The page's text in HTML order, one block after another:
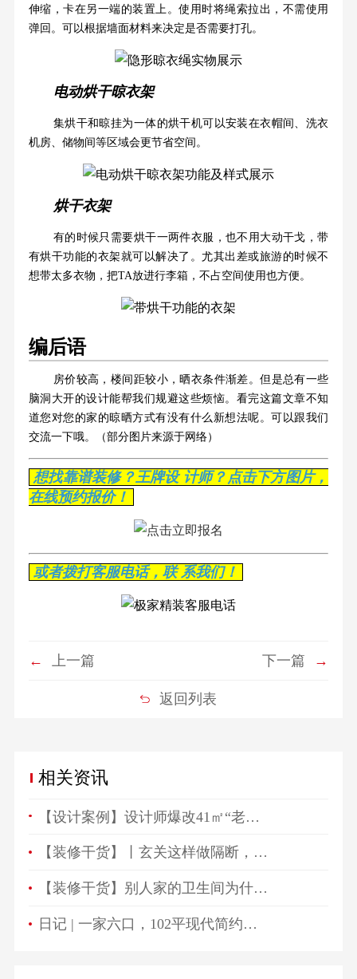
伸缩，卡在另一端的装置上。使用时将绳索拉出，不需使用
弹回。可以根据墙面材料来决定是否需要打孔。
电动烘干晾衣架
集烘干和晾挂为一体的烘干机可以安装在衣帽间、洗衣
机房、储物间等区域会更节省空间。
烘干衣架
有的时候只需要烘干一两件衣服，也不用大动干戈，带
有烘干功能的衣架就可以解决了。尤其出差或旅游的时候不
想带太多衣物，把TA放进行李箱，不占空间使用也方便。
编后语
房价较高，楼间距较小，晒衣条件渐差。但是总有一些
脑洞大开的设计能帮我们规避这些烦恼。看完这篇文章不知
道您对您的家的晾晒方式有没有什么新想法呢。可以跟我们
交流一下哦。
（部分图片来源于网络）
想找靠谱装修？王牌设 计师？点击下方图片，
在线预约报价！
或者拨打客服电话，联 系我们！
← 上一篇 下一篇 →
返回列表
相关资讯
【设计案例】设计师爆改41㎡“老破小”，一房变三房，住祖孙三代五口人不拥挤！
【装修干货】丨玄关这样做隔断，一进门就被惊艳！
【装修干货】别人家的卫生间为什么总是这么好看？
日记 | 一家六口，102平现代简约高颜值生活空间！